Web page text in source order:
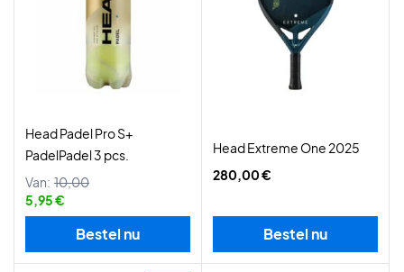
Head Padel Pro S+
PadelPadel 3 pcs.
Van: 10,00
5,95 €
Bestel nu
Head Extreme One 2025
280,00 €
Bestel nu